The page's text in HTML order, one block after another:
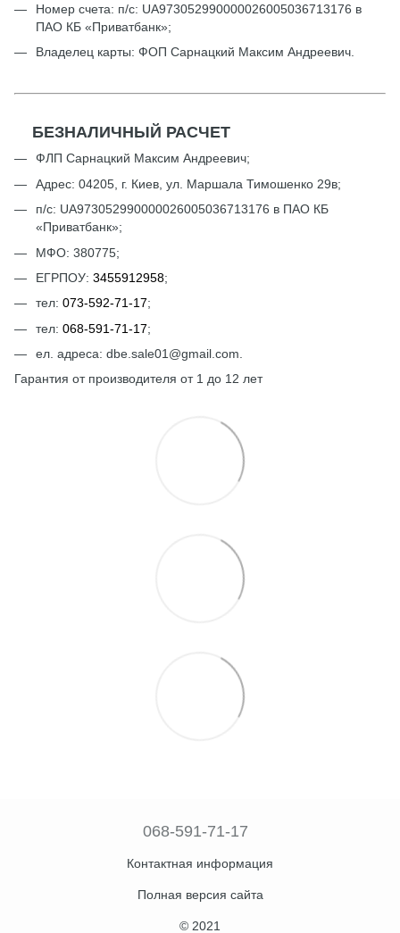
Номер счета: п/с: UА973052990000026005036713176 в
ПАО КБ «Приватбанк»;
Владелец карты: ФОП Сарнацкий Максим Андреевич.
БЕЗНАЛИЧНЫЙ РАСЧЕТ
ФЛП Сарнацкий Максим Андреевич;
Адрес: 04205, г. Киев, ул. Маршала Тимошенко 29в;
п/с: UА973052990000026005036713176 в ПАО КБ
«Приватбанк»;
МФО: 380775;
ЕГРПОУ: 3455912958;
тел: 073-592-71-17;
тел: 068-591-71-17;
ел. адреса: dbe.sale01@gmail.com.
Гарантия от производителя от 1 до 12 лет
068-591-71-17
Контактная информация
Полная версия сайта
© 2021